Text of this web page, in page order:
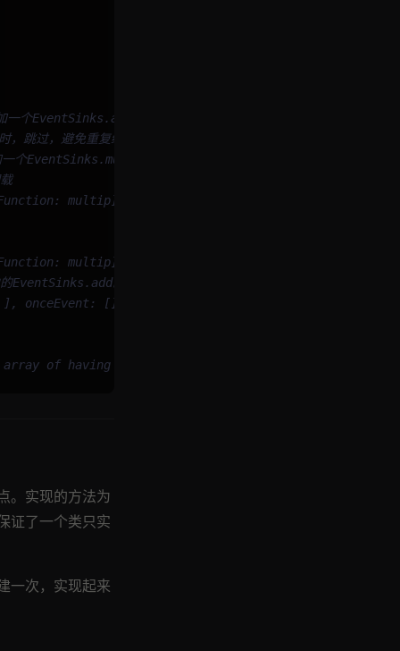
个EventSinks.add
跳过，避免重复绑定
EventSinks.multip回调函数
multip] ], onceEvent: [ [Function: fn] ]}
multip] ], onceEvent: [] }
函数体
onceEvent: [] }
of having empty callback
。实现的方法为
证了一个类只实
一次，实现起来